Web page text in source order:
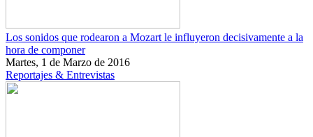
Los sonidos que rodearon a Mozart le influyeron decisivamente a la
hora de componer
Martes, 1 de Marzo de 2016
Reportajes & Entrevistas